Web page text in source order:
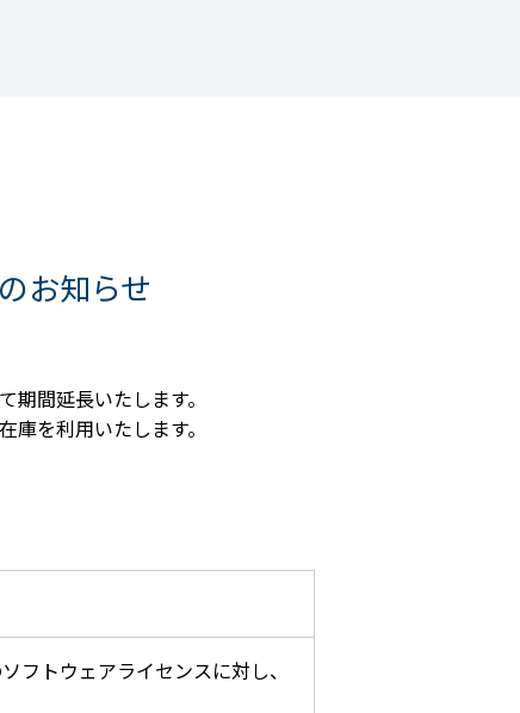
お知らせ
間延長いたします。
を利用いたします。
フトウェアライセンスに対し、